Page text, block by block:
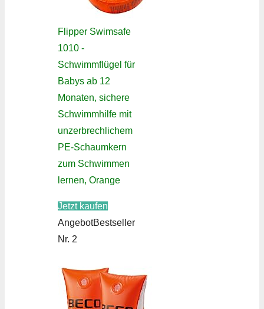
Flipper Swimsafe
1010 -
Schwimmflügel für
Babys ab 12
Monaten, sichere
Schwimmhilfe mit
unzerbrechlichem
PE-Schaumkern
zum Schwimmen
lernen, Orange
Jetzt kaufen
AngebotBestseller
Nr. 2